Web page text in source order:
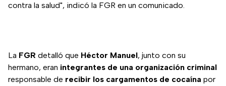
contra la salud", indicó la FGR en un comunicado.
La FGR detalló que Héctor Manuel, junto con su
hermano, eran integrantes de una organización criminal
responsable de recibir los cargamentos de cocaína por